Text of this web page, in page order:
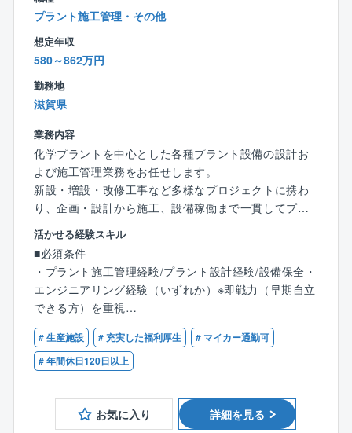
環境です。
■同社では自社オフィスを顧客の提案に活かすためのラ
ボとして位置付けており、実験的な空間デザイン検証
や、新たな商品やサービスの開発プロセスへの参加な
ど、さまざまな実証研究を日常的に経験することで、
幅広い知見を得ることができます。
【同社の魅力】
130年を超える歴史の中で初めて、外資系IT企業出身の
経営者を外部から社長として招聘し、DX化やITを取り
入れた事業改革が推進され、現在、イトーキは非常に
大きな変革期を迎えております。
え、第2の事業の柱である「設備機器・パブリック事
業」も好調であり、過去最高益を4年連続で更新してお
ります。
今後は、これまでのオフィス家具の製造販売を行う
「オフィス1.0」、オフィスの設計や空間構築を手掛け
る「オフィス2.0」に加え、ITを駆使して生産性の高い
オフィスを目指す「オフィス3.0」を掛け算すること
で、イトーキにしか出せないオフィスデータを強みと
して、高収益企業や海外事業展開を目指していきま
プラント施工管理・その他
想定年収
580～862万円
勤務地
滋賀県
業務内容
化学プラントを中心とした各種プラント設備の設計お
よび施工管理業務をお任せします。
新設・増設・改修工事など多様なプロジェクトに携わ
り、企画・設計から施工、設備稼働まで一貫してプロ
ジェクトを推進いただきます。これまでのご経験やご
志向に応じて「施工管理を中心とした業務」、「設計
業務」、「両方を担当する業務」などがあります。
■業務詳細：
新設・増設・改修工事など多様なプロジェクトに携わ
り、企画・設計から施工、設備稼働まで一貫してプロ
ジェクトを推進いただきます。これまでのご経験やご
志向に応じて「施工管理を中心とした業務」、「設計
業務」、「両方を担当する業務」などがあります。
【施工管理業務】
活かせる経験スキル
■必須条件
・プラント施工管理経験/プラント設計経験/設備保全・
エンジニアリング経験（いずれか）※即戦力（早期自立
できる方）を重視
・普通自動車免許
■歓迎条件
機械系、または、土木系の知見をお持ちの方
# 生産施設 # 充実した福利厚生
# マイカー通勤可
# 年間休日120日以上
お気に入り 詳細を見る